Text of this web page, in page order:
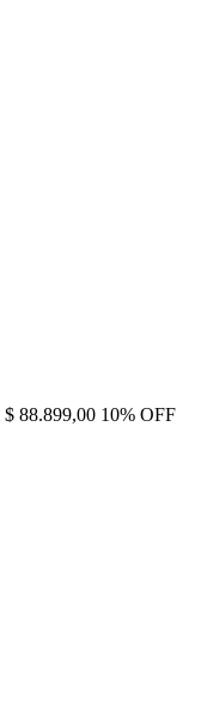
$ 88.899,00 10% OFF